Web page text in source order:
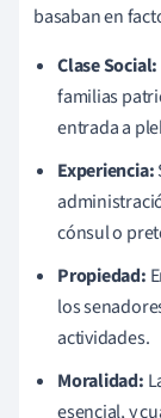
basaban en
Clase Social:
familias
entrada a
Experiencia:
cónsul o
Propiedad:
los
actividades.
Moralidad:
esencial, y